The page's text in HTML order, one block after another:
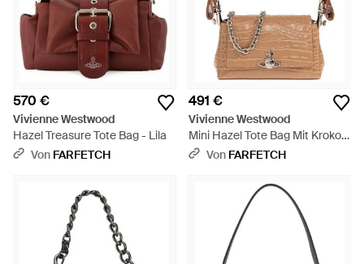
570 €
Vivienne Westwood
Hazel Treasure Tote Bag - Lila
Von FARFETCH
491 €
Vivienne Westwood
Mini Hazel Tote Bag Mit Kroko-
Effekt - Weiß
Von FARFETCH